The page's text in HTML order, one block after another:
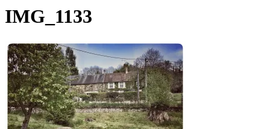
IMG_1133